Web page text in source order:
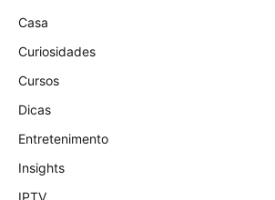
Casa
Curiosidades
Cursos
Dicas
Entretenimento
Insights
IPTV